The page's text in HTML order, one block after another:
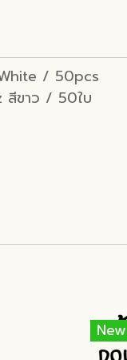
/ 50pcs
สีขาว / 50ใบ
New